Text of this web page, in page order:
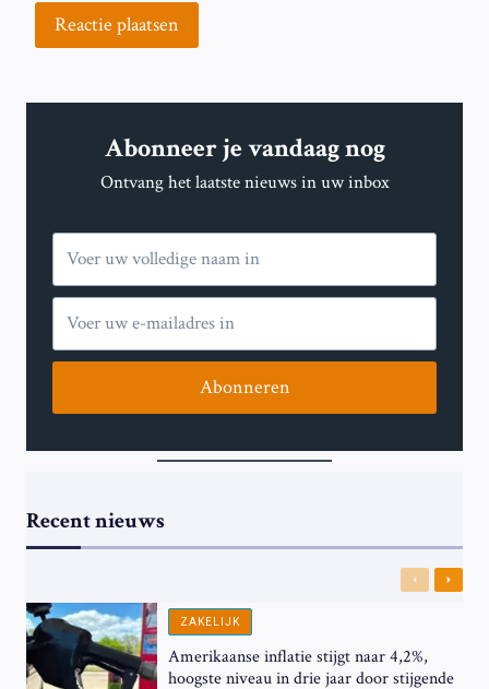
Abonneer je vandaag nog
Ontvang het laatste nieuws in uw inbox
Abonneren
Recent nieuws
Previous
Next
ZAKELIJK
Amerikaanse inflatie stijgt naar 4,2%,
hoogste niveau in drie jaar door stijgende